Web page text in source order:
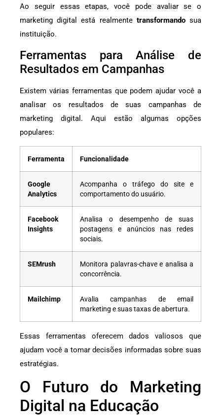
Ao seguir essas etapas, você pode avaliar se o
marketing digital está realmente transformandosua
instituição.
Ferramentas para Análise de
Resultados em Campanhas
Existem várias ferramentas que podem ajudar você a
analisar os resultados de suas campanhas de
marketing digital. Aqui estão algumas opções
populares:
Ferramenta Funcionalidade
Google
Analytics
Acompanha o tráfego do site e
comportamento do usuário.
Facebook
Insights
Analisa o desempenho de suas
postagens e anúncios nas redes
sociais.
SEMrush
Monitora palavras-chave e analisa a
concorrência.
Mailchimp
Avalia campanhas de email
marketing e suas taxas de abertura.
Essas ferramentas oferecem dados valiosos que
ajudam você a tomar decisões informadas sobre suas
estratégias.
O Futuro do Marketing
Digital na Educação